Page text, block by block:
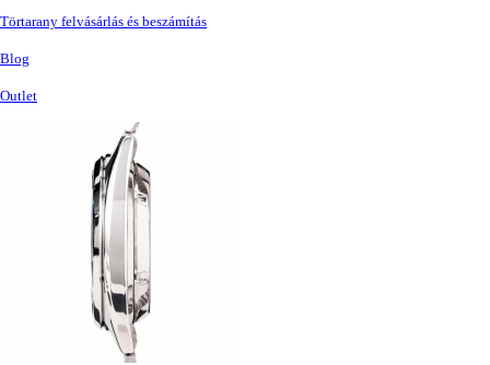
Törtarany felvásárlás és beszámítás
Blog
Outlet